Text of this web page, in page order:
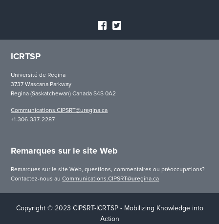
ICRTSP
Université de Regina
3737 Wascana Parkway
Regina (Saskatchewan) Canada S4S 0A2
Communications.CIPSRT@uregina.ca
+1-306-337-2287
Remarques sur le site Web
Remarques sur le site Web, questions, commentaires ou préoccupations?
Contactez-nous auCommunications.CIPSRT@uregina.ca
Copyright © 2023 CIPSRT-ICRTSP - Mobilizing Knowledge into
Action